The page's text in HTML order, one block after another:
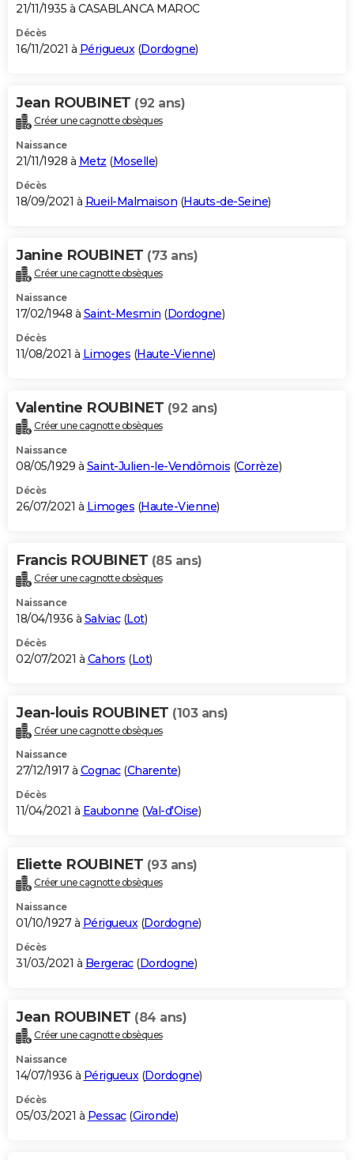
21/11/1935 à CASABLANCA MAROC
Décès
16/11/2021 à Périgueux(Dordogne)
Jean ROUBINET (92 ans)
Créer une cagnotte obsèques
Naissance
21/11/1928 à Metz (Moselle)
Décès
18/09/2021 à Rueil-Malmaison (Hauts-de-Seine)
Janine ROUBINET (73 ans)
Créer une cagnotte obsèques
Naissance
17/02/1948 à Saint-Mesmin (Dordogne)
Décès
11/08/2021 à Limoges (Haute-Vienne)
Valentine ROUBINET (92 ans)
Créer une cagnotte obsèques
Naissance
08/05/1929 à Saint-Julien-le-Vendômois (Corrèze)
Décès
26/07/2021 à Limoges (Haute-Vienne)
Francis ROUBINET (85 ans)
Créer une cagnotte obsèques
Naissance
18/04/1936 à Salviac(Lot)
Décès
02/07/2021 à Cahors (Lot)
Jean-louis ROUBINET (103 ans)
Créer une cagnotte obsèques
Naissance
27/12/1917 à Cognac(Charente)
Décès
11/04/2021 à Eaubonne (Val-d'Oise)
Eliette ROUBINET (93 ans)
Créer une cagnotte obsèques
Naissance
01/10/1927 à Périgueux(Dordogne)
Décès
31/03/2021 à Bergerac(Dordogne)
Jean ROUBINET (84 ans)
Créer une cagnotte obsèques
Naissance
14/07/1936 à Périgueux(Dordogne)
Décès
05/03/2021 à Pessac(Gironde)